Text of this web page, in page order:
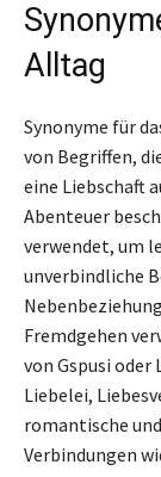
Alltag
Synonyme für
von Begriffen,
eine Liebschaft
Abenteuer
verwendet, um
unverbindliche
Fremdgehen
von Gspusi oder
Liebelei,
romantische
Verbindungen